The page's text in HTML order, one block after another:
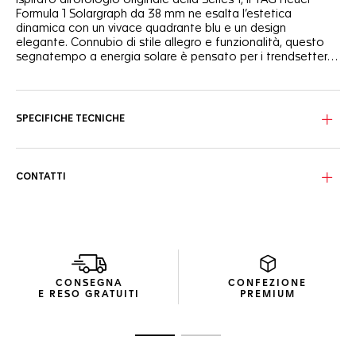
Formula 1 Solargraph da 38 mm ne esalta l’estetica
dinamica con un vivace quadrante blu e un design
elegante. Connubio di stile allegro e funzionalità, questo
segnatempo a energia solare è pensato per i trendsetter
lancette e gli indici rodiati, illuminati dal Super-LumiNova®,
Animato dal calibro TH50-00 Solargraph, l’orologio offre
prestazioni durature. Un solo minuto di esposizione alla
luce alimenta l’orologio per un’intera giornata, assicurando
una precisione costante senza bisogno di sostituire la
SPECIFICHE TECNICHE
CONTATTI
CONSEGNA
E RESO GRATUITI
CONFEZIONE
PREMIUM